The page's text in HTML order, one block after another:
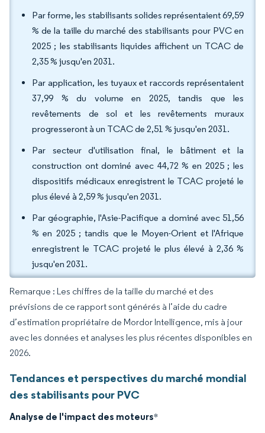
Par forme, les stabilisants solides représentaient 69,59
% de la taille du marché des stabilisants pour PVC en
2025 ; les stabilisants liquides affichent un TCAC de
2,35 % jusqu'en 2031.
Par application, les tuyaux et raccords représentaient
37,99 % du volume en 2025, tandis que les
revêtements de sol et les revêtements muraux
progresseront à un TCAC de 2,51 % jusqu'en 2031.
Par secteur d'utilisation final, le bâtiment et la
construction ont dominé avec 44,72 % en 2025 ; les
dispositifs médicaux enregistrent le TCAC projeté le
plus élevé à 2,59 % jusqu'en 2031.
Par géographie, l'Asie-Pacifique a dominé avec 51,56
% en 2025 ; tandis que le Moyen-Orient et l'Afrique
enregistrent le TCAC projeté le plus élevé à 2,36 %
jusqu'en 2031.
Remarque : Les chiffres de la taille du marché et des
prévisions de ce rapport sont générés à l’aide du cadre
d’estimation propriétaire de Mordor Intelligence, mis à jour
avec les données et analyses les plus récentes disponibles en
2026.
Tendances et perspectives du marché mondial
des stabilisants pour PVC
Analyse de l'impact des moteurs*